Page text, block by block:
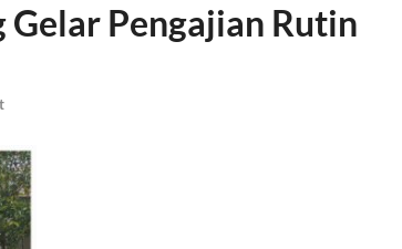
Gelar Pengajian Rutin